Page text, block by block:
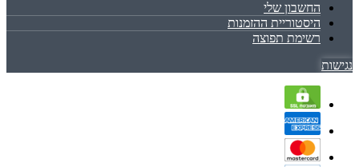
החשבון שלי
היסטוריית ההזמנות
רשימת תפוצה
נגישות